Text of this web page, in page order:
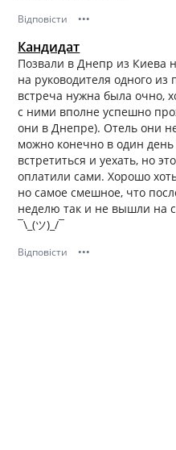
Відповісти •••
Кандидат
Позвали в Днепр из Киева
на руководителя одного
встреча нужна была очно,
с ними вполне успешно
они в Днепре). Отель они
можно конечно в один
встретиться и уехать, но
оплатили сами. Хорошо
но самое смешное, что
неделю так и не вышли на
¯\_(ツ)_/¯
Відповісти •••